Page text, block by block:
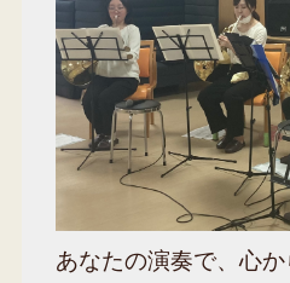
あなたの演奏で、心